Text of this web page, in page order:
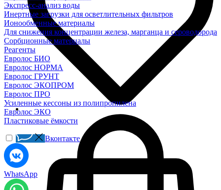
Экспресс-анализ воды
Инертные загрузки для осветлительных фильтров
Ионообменные материалы
Для снижения концентрации железа, марганца и сероводорода
Сорбционные материалы
Реагенты
Евролос БИО
Евролос НОРМА
Евролос ГРУНТ
Евролос ЭКОПРОМ
Евролос ПРО
Усиленные кессоны из полипропилена
Евролос ЭКО
Пластиковые ёмкости
Вконтакте
WhatsApp